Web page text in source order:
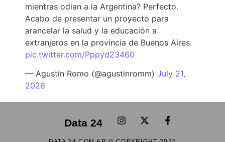
mientras odian a la Argentina? Perfecto.
Acabo de presentar un proyecto para
arancelar la salud y la educación a
extranjeros en la provincia de Buenos Aires.
pic.twitter.com/Pppyd23460
— Agustín Romo (@agustinromm) July 21,
2026
Data 24